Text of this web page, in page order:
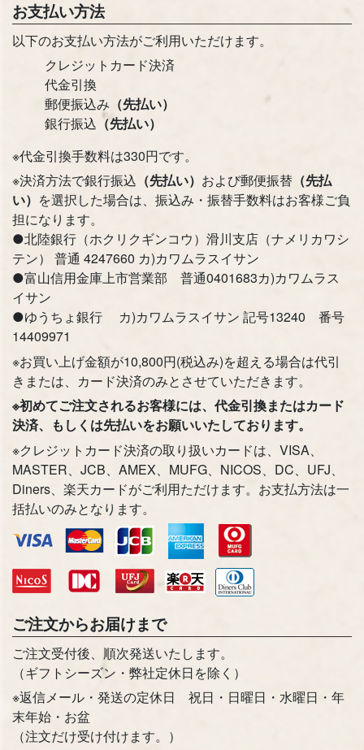
お買い物を続ける カートへ進む
お支払い方法
以下のお支払い方法がご利用いただけます。
クレジットカード決済
代金引換
郵便振込み （先払い）
銀行振込 （先払い）
※代金引換手数料は330円です。
※決済方法で銀行振込 （先払い） および郵便振替 （先払
い） を選択した場合は、振込み・振替手数料はお客様ご負
担になります。
●北陸銀行（ホクリクギンコウ）滑川支店（ナメリカワシ
テン） 普通 4247660 カ)カワムラスイサン
●富山信用金庫上市営業部 普通0401683カ)カワムラス
イサン
●ゆうちょ銀行 カ)カワムラスイサン 記号13240 番号
14409971
※お買い上げ金額が10,800円(税込み)を超える場合は代引
きまたは、カード決済のみとさせていただきます。
※初めてご注文されるお客様には、代金引換またはカード
決済、もしくは先払いをお願いいたしております。
※クレジットカード決済の取り扱いカードは、VISA、
MASTER、JCB、AMEX、MUFG、NICOS、DC、UFJ、
Diners、楽天カードがご利用ただけます。お支払方法は一
括払いのみとなります。
ご注文からお届けまで
ご注文受付後、順次発送いたします。
（ギフトシーズン・弊社定休日を除く）
※返信メール・発送の定休日 祝日・日曜日・水曜日・年
末年始・お盆
（注文だけ受け付けます。）